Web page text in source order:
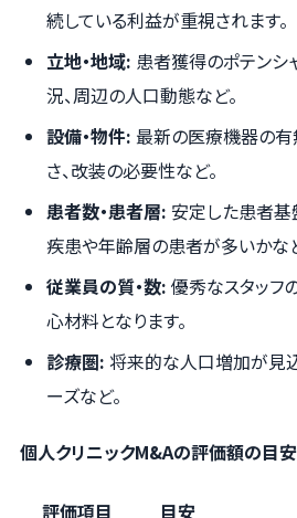
続している利益が重視されます。
立地・地域: 患者獲得のポテンシ
況、周辺の人口動態など。
設備・物件: 最新の医療機器の有
さ、改装の必要性など。
患者数・患者層: 安定した患者基
疾患や年齢層の患者が多いかな
従業員の質・数: 優秀なスタッフ
心材料となります。
診療圏: 将来的な人口増加が見
ーズなど。
個人クリニックM&Aの評価額の目安
評価項目 目安